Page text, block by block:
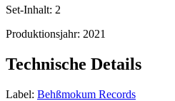
Set-Inhalt: 2
Produktionsjahr: 2021
Technische Details
Label: Behßmokum Records